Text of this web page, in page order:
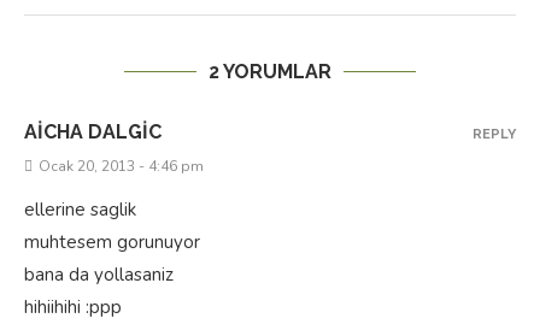
2 YORUMLAR
AICHA DALGIC
Ocak 20, 2013 - 4:46 pm
ellerine saglik
muhtesem gorunuyor
bana da yollasaniz
hihiihihi :ppp
REPLY